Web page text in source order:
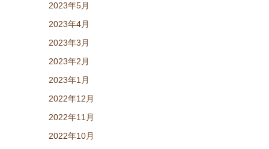
2023年5月
2023年4月
2023年3月
2023年2月
2023年1月
2022年12月
2022年11月
2022年10月